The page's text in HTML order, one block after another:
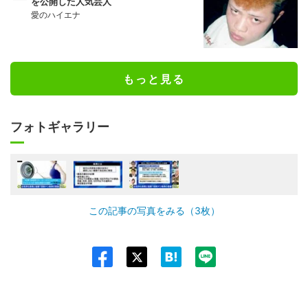
愛のハイエナ
もっと見る
フォトギャラリー
この記事の写真をみる（3枚）